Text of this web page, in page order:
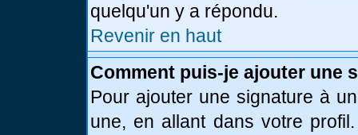
quelqu'un y a répondu.
Revenir en haut
Comment puis-je ajouter une
Pour ajouter une signature à
une, en allant dans votre